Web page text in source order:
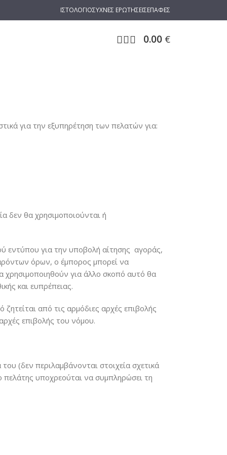
ΙΣΤΟΛΟΓΙΟΣΥΧΝΕΣ ΕΡΩΤΗΣΕΙΣΕΠΑΦΕΣ
0.00 €
για την εξυπηρέτηση των πελατών για:
δεν θα χρησιμοποιούνται ή
εντύπου για την υποβολή αίτησης αγοράς,
όρων, ο έμπορος μπορεί να
χρησιμοποιηθούν για άλλο σκοπό αυτό θα
και ευπρέπειας.
από τις αρμόδιες αρχές επιβολής
επιβολής του νόμου.
(δεν περιλαμβάνονται στοιχεία σχετικά
πελάτης υποχρεούται να συμπληρώσει τη